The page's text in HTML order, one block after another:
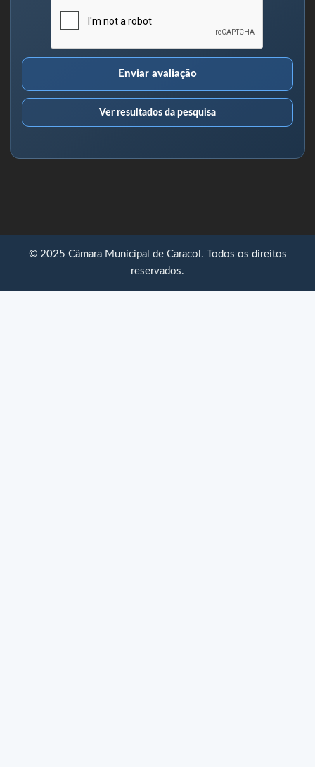
Enviar avaliação
Ver resultados da pesquisa
© 2025 Câmara Municipal de Caracol. Todos os direitos
reservados.